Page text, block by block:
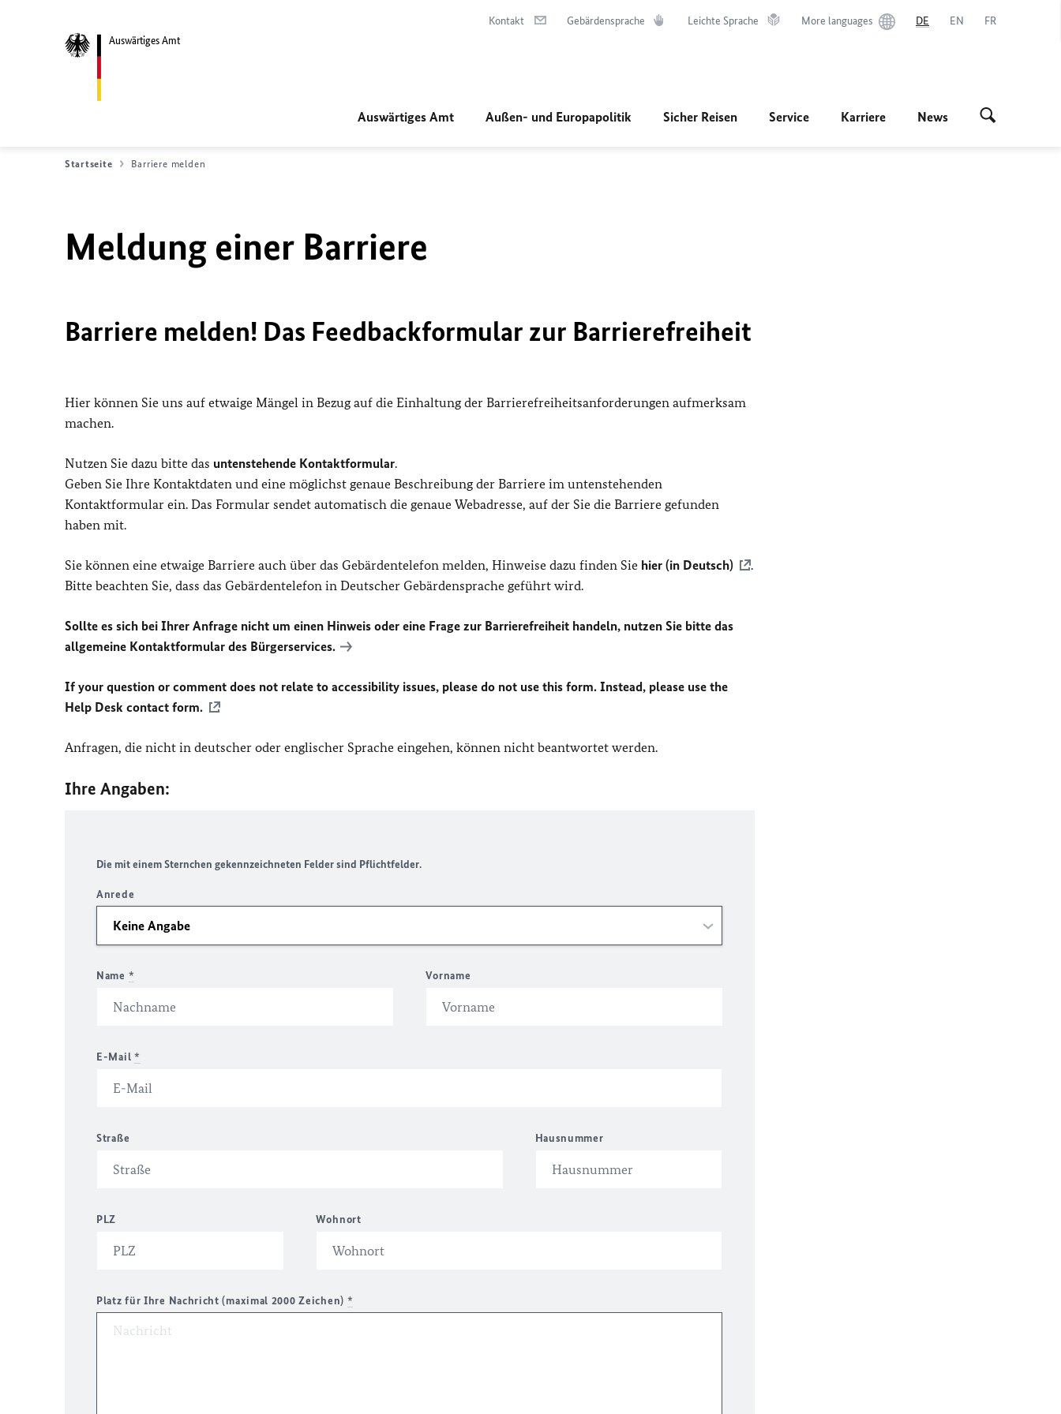
Auswärtiges Amt
Kontakt Gebärdensprache Leichte Sprache More languages DE EN FR
Auswärtiges Amt Außen- und Europapolitik Sicher Reisen Service Karriere News
Startseite Barriere melden
Meldung einer Barriere
Barriere melden! Das Feedbackformular zur Barrierefreiheit
Hier können Sie uns auf etwaige Mängel in Bezug auf die Einhaltung der Barrierefreiheitsanforderungen aufmerksam
machen.
Nutzen Sie dazu bitte das untenstehende Kontaktformular.
Geben Sie Ihre Kontaktdaten und eine möglichst genaue Beschreibung der Barriere im untenstehenden
Kontaktformular ein. Das Formular sendet automatisch die genaue Webadresse, auf der Sie die Barriere gefunden
haben mit.
Sie können eine etwaige Barriere auch über das Gebärdentelefon melden, Hinweise dazu finden Sie hier (in Deutsch)
.
Bitte beachten Sie, dass das Gebärdentelefon in Deutscher Gebärdensprache geführt wird.
Sollte es sich bei Ihrer Anfrage nicht um einen Hinweis oder eine Frage zur Barrierefreiheit handeln, nutzen Sie bitte das
allgemeine Kontaktformular des Bürgerservices.
If your question or comment does not relate to accessibility issues, please do not use this form. Instead, please use the
Help Desk contact form.
Anfragen, die nicht in deutscher oder englischer Sprache eingehen, können nicht beantwortet werden.
Ihre Angaben:
Die mit einem Sternchen gekennzeichneten Felder sind Pflichtfelder.
Anrede
Name * Vorname
E-Mail *
Straße Hausnummer
PLZ Wohnort
Platz für Ihre Nachricht (maximal 2000 Zeichen) *